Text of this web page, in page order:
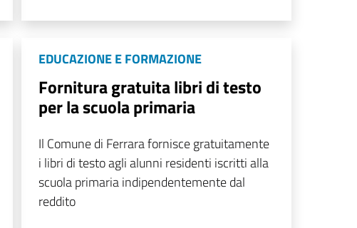
EDUCAZIONE E FORMAZIONE
Fornitura gratuita libri di testo
per la scuola primaria
Il Comune di Ferrara fornisce gratuitamente
i libri di testo agli alunni residenti iscritti alla
scuola primaria indipendentemente dal
reddito